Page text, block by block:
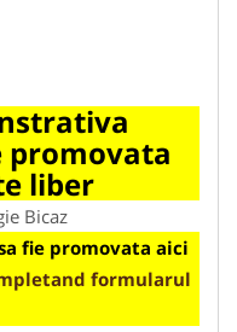
promovata
liber
Bicaz
fie promovata aici
formularul